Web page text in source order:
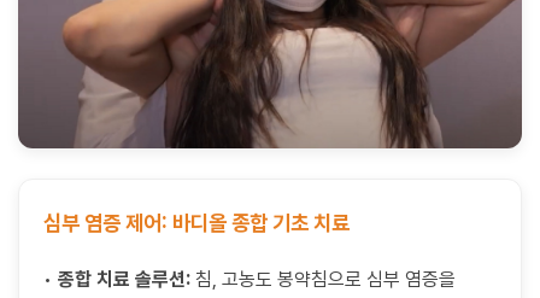
심부 염증 제어: 바디올 종합 기초 치료
• 종합 치료 솔루션: 침, 고농도 봉약침으로 심부 염증을